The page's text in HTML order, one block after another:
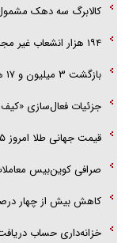
کالابرگ سه دهک
۱۹۴ هزار انشعاب غیر مجاز از شبکه برق جمع‌آوری شد
بازگشت ۳ میلیون و ۱۷ هزار زائر اربعین به کشور
جزئیات فعال‌سازی «کیف
قیمت جهانی طلا امروز ۱۵ مرداد؛ هر اونس به ۴۲۶۵ دلار و ۲۲ سنت رسید
صرافی کوین‌بیس معاملات ۶ رمزارز را متوقف
کاهش بیش از چهار
خزانه‌داری حساب